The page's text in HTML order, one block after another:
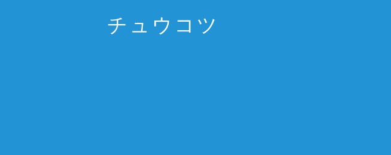
チュウコツ